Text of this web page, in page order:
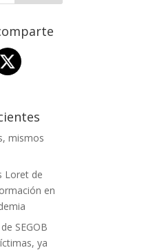
mismos
Loret de
en
SEGOB
ya